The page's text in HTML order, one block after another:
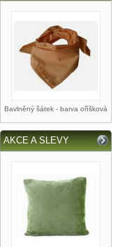
Bavlněný šátek - barva oříšková
AKCE A SLEVY